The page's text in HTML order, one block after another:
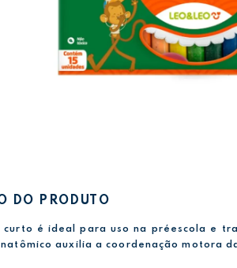
DO PRODUTO
é ideal para uso na préescola e
auxilia a coordenação motora